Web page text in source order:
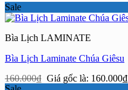
Sale
Bìa Lịch LAMINATE
Bìa Lịch Laminate Chúa Giêsu
160.000₫ Giá gốc là: